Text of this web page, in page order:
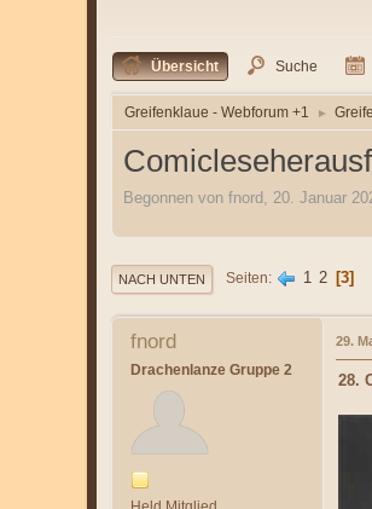
Übersicht Suche
Greifenklaue - Webforum +1 ►
Begonnen von fnord, 20. Januar
NACH UNTEN Seiten 1 2 3
fnord
Drachenlanze Gruppe 2
29.
28.